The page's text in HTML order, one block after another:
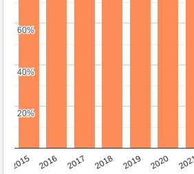
2015 2016 2017 2018 2019 2020
20%
20%
40%
40%
60%
60%